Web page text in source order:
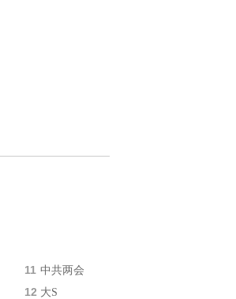
11 中共两会
12 大S